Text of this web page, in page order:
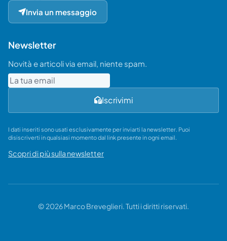
Invia un messaggio
Newsletter
Novità e articoli via email, niente spam.
Email
Iscrivimi
I dati inseriti sono usati esclusivamente per inviarti la newsletter. Puoi
disiscriverti in qualsiasi momento dal link presente in ogni email.
Scopri di più sulla newsletter
© 2026 Marco Breveglieri. Tutti i diritti riservati.